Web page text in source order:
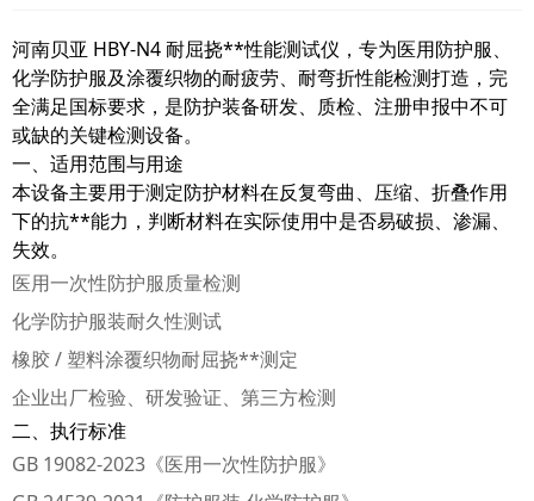
河南贝亚 HBY‑N4 耐屈挠**性能测试仪，专为医用防护服、
化学防护服及涂覆织物的耐疲劳、耐弯折性能检测打造，完
全满足国标要求，是防护装备研发、质检、注册申报中不可
或缺的关键检测设备。
一、适用范围与用途
本设备主要用于测定防护材料在反复弯曲、压缩、折叠作用
下的抗**能力，判断材料在实际使用中是否易破损、渗漏、
失效。
医用一次性防护服质量检测
化学防护服装耐久性测试
橡胶 / 塑料涂覆织物耐屈挠**测定
企业出厂检验、研发验证、第三方检测
二、执行标准
GB 19082-2023《医用一次性防护服》